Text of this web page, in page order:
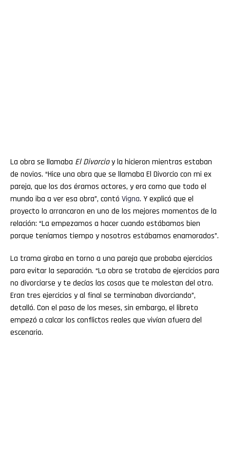
La obra se llamaba El Divorcioy la hicieron mientras estaban
de novios. “Hice una obra que se llamaba El Divorcio con mi ex
pareja, que los dos éramos actores, y era como que todo el
mundo iba a ver esa obra”, contó Vigna. Y explicó que el
proyecto lo arrancaron en uno de los mejores momentos de la
relación: “La empezamos a hacer cuando estábamos bien
porque teníamos tiempo y nosotros estábamos enamorados”.
La trama giraba en torno a una pareja que probaba ejercicios
para evitar la separación. “La obra se trataba de ejercicios para
no divorciarse y te decías las cosas que te molestan del otro.
Eran tres ejercicios y al final se terminaban divorciando”,
detalló. Con el paso de los meses, sin embargo, el libreto
empezó a calcar los conflictos reales que vivían afuera del
escenario.